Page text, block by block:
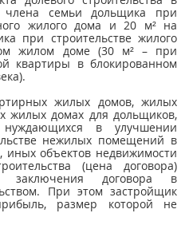
семьи дольщика при
жилого дома и 20 м² на
при строительстве жилого
жилом доме (30 м² – при
квартиры в блокированном
жилых домов, жилых
жилых домах для дольщиков,
в улучшении
нежилых помещений в
объектов недвижимости
(цена договора)
заключения договора в
При этом застройщик
размер которой не